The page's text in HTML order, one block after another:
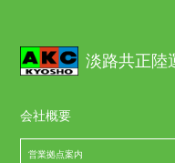
淡路共正陸
会社概要
営業拠点案内